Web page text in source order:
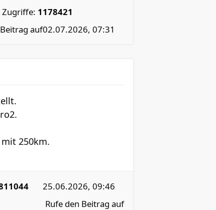
Zugriffe: 1178421
02.07.2026, 07:31
auf
250km.
25.06.2026, 09:46
Rufe den Beitrag auf